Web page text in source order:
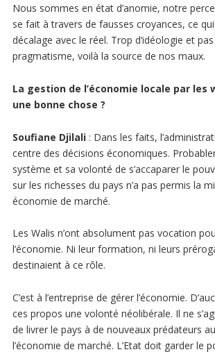
Nous sommes en état d’anomie, notre
se fait à travers de fausses croyances, ce
décalage avec le réel. Trop d’idéologie et
pragmatisme, voilà la source de nos maux.
La gestion de l’économie locale par les
une bonne chose ?
Soufiane Djilali: Dans les faits,
centre des décisions économiques.
système et sa volonté de s’accaparer le
sur les richesses du pays n’a pas permis la
économie de marché.
Les Walis n’ont absolument pas vocation
l’économie. Ni leur formation, ni leurs
destinaient à ce rôle.
C’est à l’entreprise de gérer l’économie.
ces propos une volonté néolibérale. Il ne
de livrer le pays à de nouveaux prédateurs
l’économie de marché. L’Etat doit garder le